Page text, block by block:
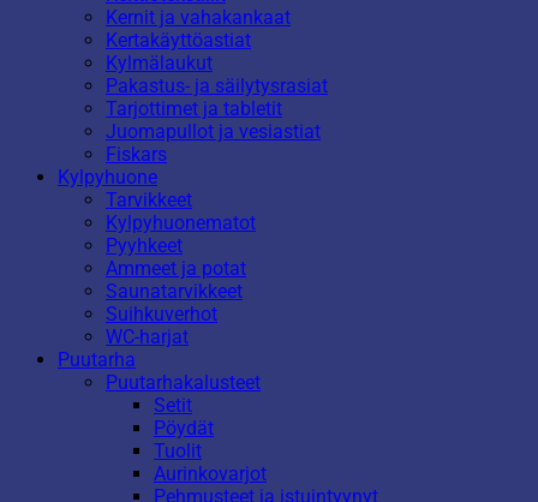
Kernit ja vahakankaat
Kertakäyttöastiat
Kylmälaukut
Pakastus- ja säilytysrasiat
Tarjottimet ja tabletit
Juomapullot ja vesiastiat
Fiskars
Kylpyhuone
Tarvikkeet
Kylpyhuonematot
Pyyhkeet
Ammeet ja potat
Saunatarvikkeet
Suihkuverhot
WC-harjat
Puutarha
Puutarhakalusteet
Setit
Pöydät
Tuolit
Aurinkovarjot
Pehmusteet ja istuintyynyt